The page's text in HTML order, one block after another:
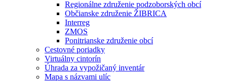
Regionálne združenie podzoborských obcí
Občianske združenie ŽIBRICA
Interreg
ZMOS
Ponitrianske združenie obcí
Cestovné poriadky
Virtuálny cintorín
Úhrada za vypožičaný inventár
Mapa s názvami ulíc